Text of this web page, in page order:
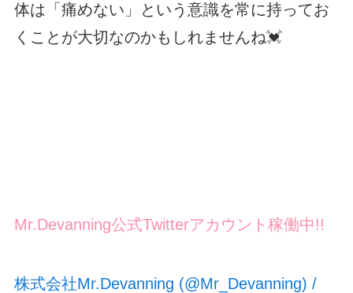
体は「痛めない」という意識を常に持ってお
くことが大切なのかもしれませんね💓
Mr.Devanning公式Twitterアカウント稼働中!!
株式会社Mr.Devanning (@Mr_Devanning) /